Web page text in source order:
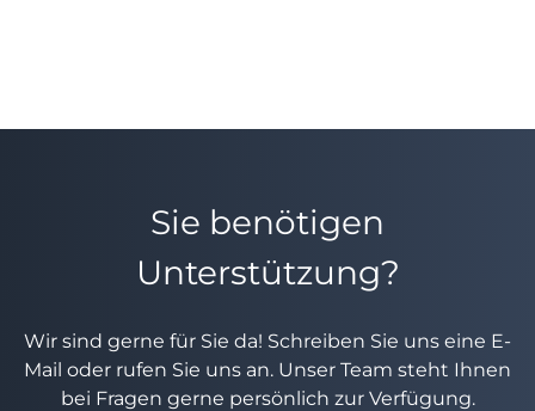
Sie benötigen
Unterstützung?
Wir sind gerne für Sie da! Schreiben Sie uns eine E-
Mail oder rufen Sie uns an. Unser Team steht Ihnen
bei Fragen gerne persönlich zur Verfügung.